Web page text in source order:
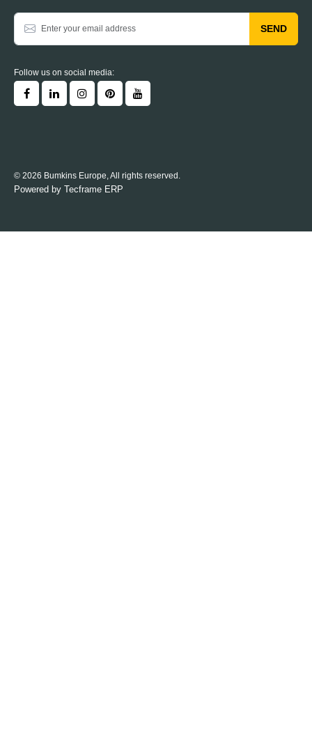
SEND
Follow us on social media:
© 2026 Bumkins Europe, All rights reserved.
Powered by Tecframe ERP